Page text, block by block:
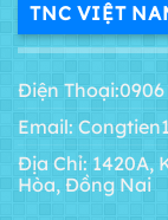
TNC VIỆT
Điện Thoại:0906
Email:
Địa Chỉ: 1420A,
Hòa, Đồng Nai